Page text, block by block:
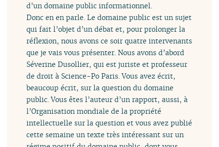
d’un domaine public informationnel.
Donc en en parle. Le domaine public est un sujet
qui fait l’objet d’un débat et, pour prolonger la
réflexion, nous avons ce soir quatre intervenants
que je vais vous présenter. Nous avons d’abord
Séverine Dusollier, qui est juriste et professeur
de droit à Science-Po Paris. Vous avez écrit,
beaucoup écrit, sur la question du domaine
public. Vous êtes l’auteur d’un rapport, aussi, à
l’Organisation mondiale de la propriété
intellectuelle sur la question et vous avez publié
cette semaine un texte très intéressant sur un